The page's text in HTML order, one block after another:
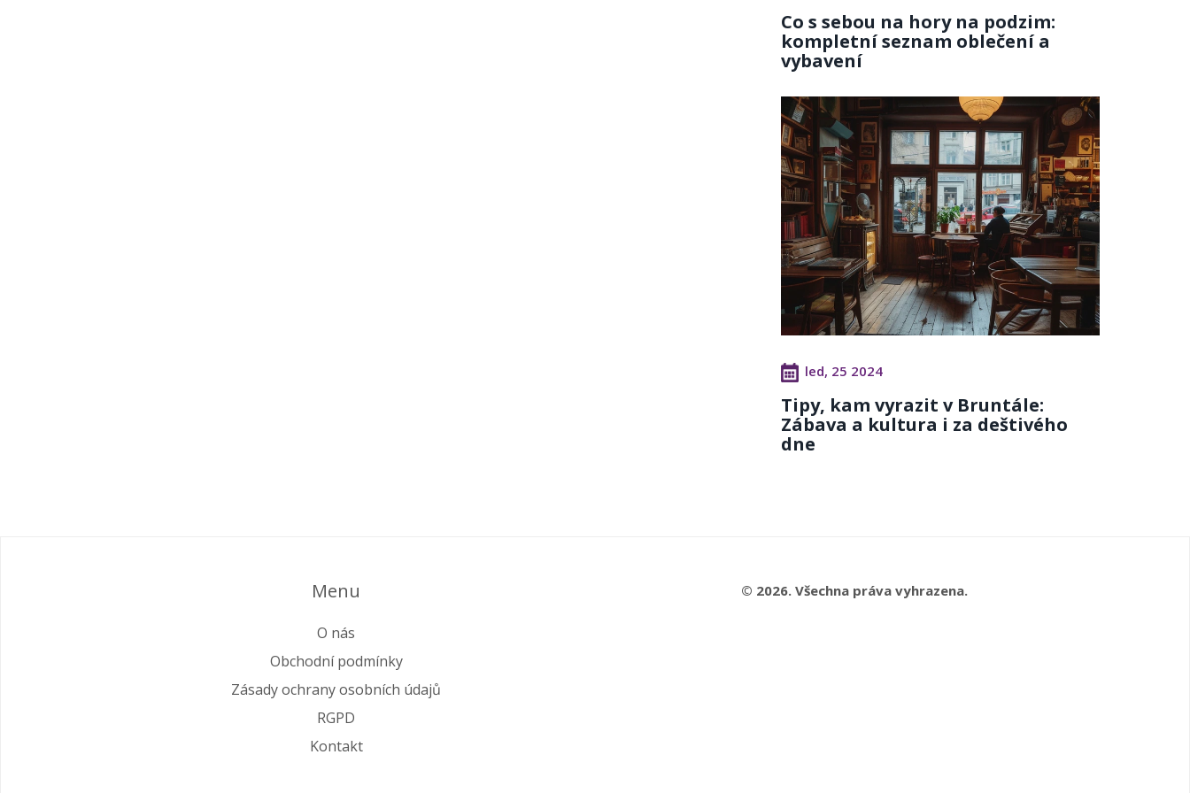
Co s sebou na hory na podzim:
kompletní seznam oblečení a
vybavení
led, 25 2024
Tipy, kam vyrazit v Bruntále:
Zábava a kultura i za deštivého
dne
Menu
O nás
Obchodní podmínky
Zásady ochrany osobních údajů
RGPD
Kontakt
© 2026. Všechna práva vyhrazena.